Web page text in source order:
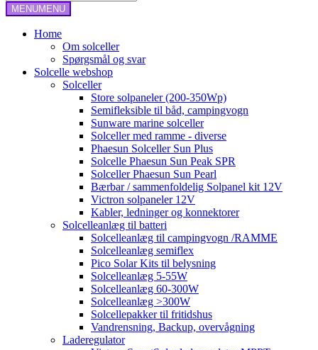
MENUMENU
Home
Om solceller
Spørgsmål og svar
Solcelle webshop
Solceller
Store solpaneler (200-350Wp)
Semifleksible til båd, campingvogn
Sunware marine solceller
Solceller med ramme - diverse
Phaesun Solceller Sun Plus
Solcelle Phaesun Sun Peak SPR
Solceller Phaesun Sun Pearl
Bærbar / sammenfoldelig Solpanel kit 12V
Victron solpaneler 12V
Kabler, ledninger og konnektorer
Solcelleanlæg til batteri
Solcelleanlæg til campingvogn /RAMME
Solcelleanlæg semiflex
Pico Solar Kits til belysning
Solcelleanlæg 5-55W
Solcelleanlæg 60-300W
Solcelleanlæg >300W
Solcellepakker til fritidshus
Vandrensning, Backup, overvågning
Laderegulator